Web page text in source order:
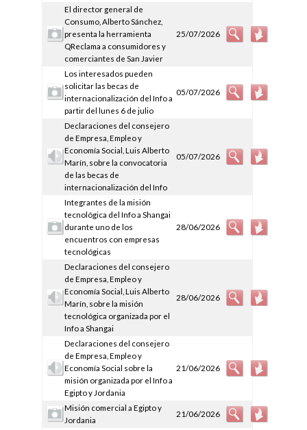
El director general de
Consumo, Alberto Sánchez,
presenta la herramienta
QReclama a consumidores y
comerciantes de San Javier
25/07/2026
Los interesados pueden
solicitar las becas de
internacionalización del Info a
partir del lunes 6 de julio
05/07/2026
Declaraciones del consejero
de Empresa, Empleo y
Economía Social, Luis Alberto
Marín, sobre la convocatoria
de las becas de
internacionalización del Info
05/07/2026
Integrantes de la misión
tecnológica del Info a Shangai
durante uno de los
encuentros con empresas
tecnológicas
28/06/2026
Declaraciones del consejero
de Empresa, Empleo y
Economía Social, Luis Alberto
Marín, sobre la misión
tecnológica organizada por el
Info a Shangai
28/06/2026
Declaraciones del consejero
de Empresa, Empleo y
Economía Social sobre la
misión organizada por el Info a
Egipto y Jordania
21/06/2026
Misión comercial a Egipto y
Jordania
21/06/2026